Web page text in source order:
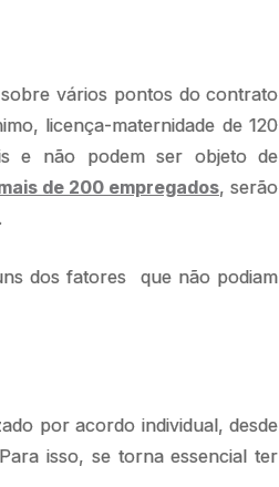
vários pontos do contrato
licença-maternidade de 120
e não podem ser objeto de
de 200 empregados, serão
dos fatores que não podiam
por acordo individual, desde
isso, se torna essencial ter